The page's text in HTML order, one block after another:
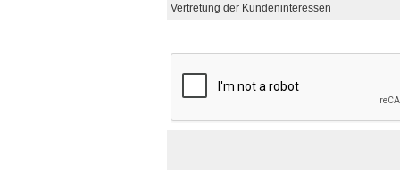
Vertretung der Kundeninteressen